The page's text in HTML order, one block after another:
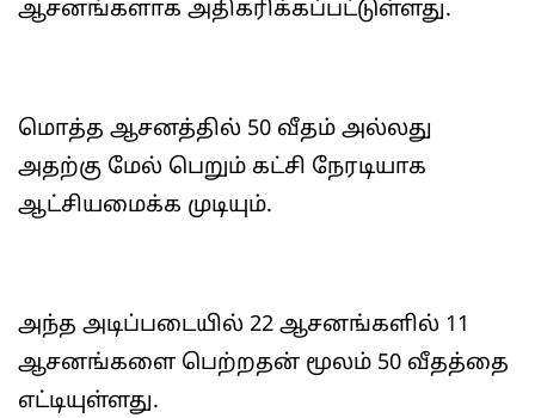
ஆசனங்களாக அதிகரிக்கப்பட்டுள்ளது.
மொத்த ஆசனத்தில் 50 வீதம் அல்லது
அதற்கு மேல் பெறும் கட்சி நேரடியாக
ஆட்சியமைக்க முடியும்.
அந்த அடிப்படையில் 22 ஆசனங்களில் 11
ஆசனங்களை பெற்றதன் மூலம் 50 வீதத்தை
எட்டியுள்ளது.